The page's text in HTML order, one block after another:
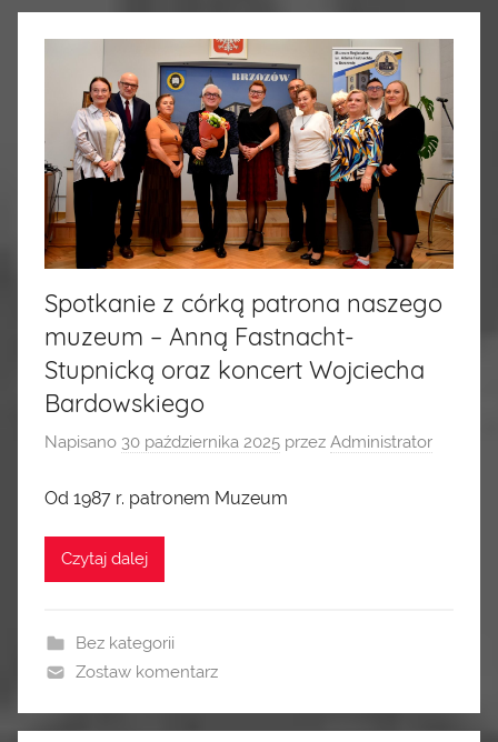
Spotkanie z córką patrona naszego
muzeum – Anną Fastnacht-
Stupnicką oraz koncert Wojciecha
Bardowskiego
Napisano 30 października 2025 przez Administrator
Od 1987 r. patronem Muzeum
Czytaj dalej
Bez kategorii
Zostaw komentarz